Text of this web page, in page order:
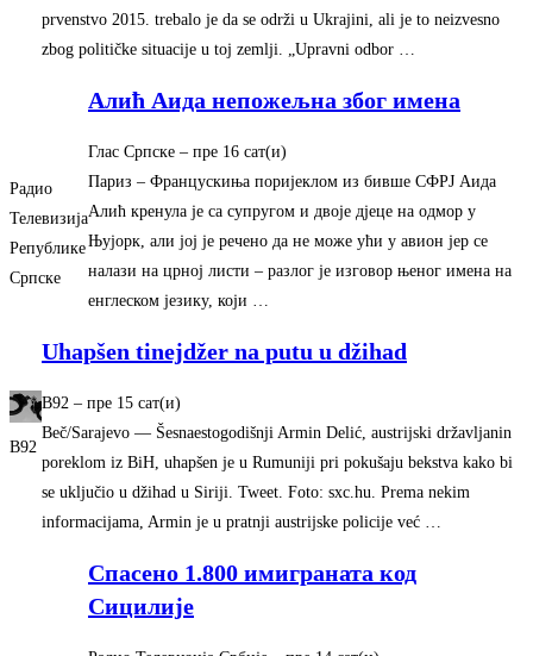
prvenstvo 2015. trebalo je da se održi u Ukrajini, ali je to neizvesno
zbog političke situacije u toj zemlji. „Upravni odbor …
Радио
Телевизија
Републике
Српске
Алић Аида непожељна због имена
Глас Српске – ‎пре 16 сат(и)‎
Париз – Францускиња поријеклом из бивше СФРЈ Аида
Алић кренула је са супругом и двоје дјеце на одмор у
Њујорк, али јој је речено да не може ући у авион јер се
налази на црној листи – разлог је изговор њеног имена на
енглеском језику, који …
B92
Uhapšen tinejdžer na putu u džihad
B92 – ‎пре 15 сат(и)‎
Beč/Sarajevo — Šesnaestogodišnji Armin Delić, austrijski državljanin
poreklom iz BiH, uhapšen je u Rumuniji pri pokušaju bekstva kako bi
se uključio u džihad u Siriji. Tweet. Foto: sxc.hu. Prema nekim
informacijama, Armin je u pratnji austrijske policije već …
Спасено 1.800 имиграната код
Сицилије